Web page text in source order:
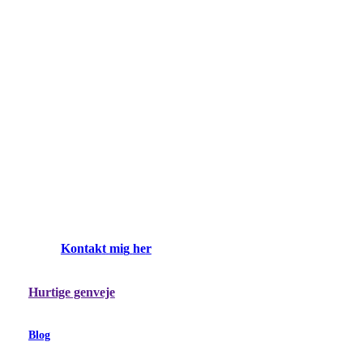
Kontakt mig her
Hurtige genveje
Blog